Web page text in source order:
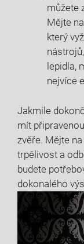
můžete
Mějte
který
lepidla,
nejvíce
Jakmile
mít
zvěře. Mějte
trpělivost a
budete
dokonalého